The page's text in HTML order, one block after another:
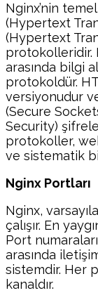
Nginx’nin
(Hypertext
(Hypertext
protokolleridir.
arasında bilgi
protokoldür.
versiyonudur
(Secure
Security)
protokoller,
ve sistematik
Nginx Portları
Nginx,
çalışır. En
Port
arasında
sistemdir. Her
kanaldır.